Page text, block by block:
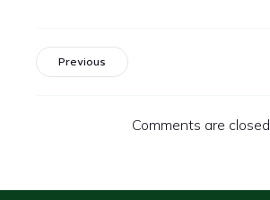
Previous
Comments are closed